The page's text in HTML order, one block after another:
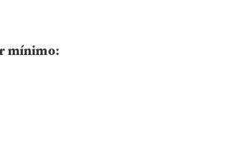
mínimo: